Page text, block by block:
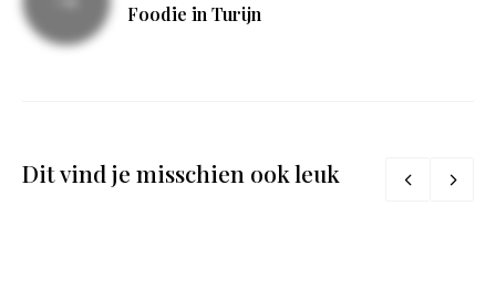
Foodie in Turijn
Dit vind je misschien ook leuk